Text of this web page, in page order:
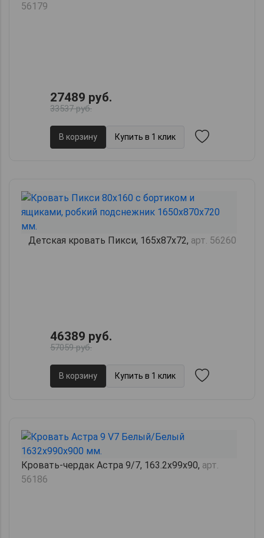
56179
27489 руб.
33537 руб.
В корзину Купить в 1 клик
Детская кровать Пикси, 165х87х72, арт. 56260
46389 руб.
57059 руб.
В корзину Купить в 1 клик
Кровать-чердак Астра 9/7, 163.2х99х90, арт.
56186